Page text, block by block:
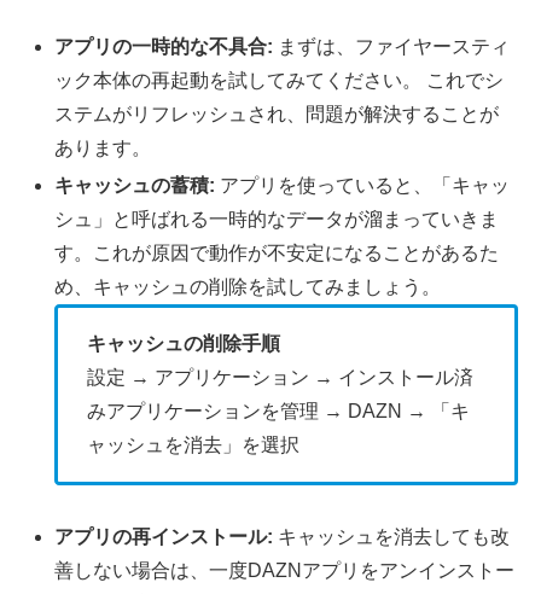
アプリの一時的な不具合: まずは、ファイヤースティ
ック本体の再起動を試してみてください。 これでシ
ステムがリフレッシュされ、問題が解決することが
あります。
キャッシュの蓄積: アプリを使っていると、「キャッ
シュ」と呼ばれる一時的なデータが溜まっていきま
す。これが原因で動作が不安定になることがあるた
め、キャッシュの削除を試してみましょう。
キャッシュの削除手順
設定 → アプリケーション → インストール済
みアプリケーションを管理 → DAZN → 「キ
ャッシュを消去」を選択
アプリの再インストール: キャッシュを消去しても改
善しない場合は、一度DAZNアプリをアンインストー